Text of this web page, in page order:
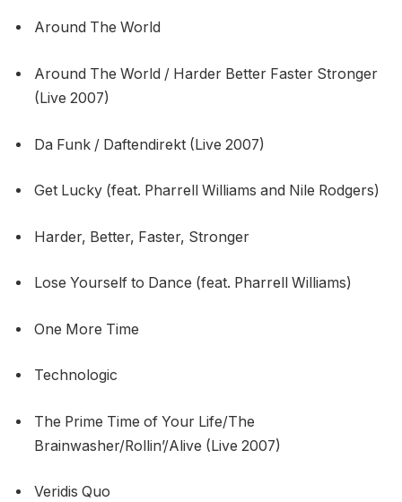
Around The World
Around The World / Harder Better Faster Stronger
(Live 2007)
Da Funk / Daftendirekt (Live 2007)
Get Lucky (feat. Pharrell Williams and Nile Rodgers)
Harder, Better, Faster, Stronger
Lose Yourself to Dance (feat. Pharrell Williams)
One More Time
Technologic
The Prime Time of Your Life/The
Brainwasher/Rollin’/Alive (Live 2007)
Veridis Quo